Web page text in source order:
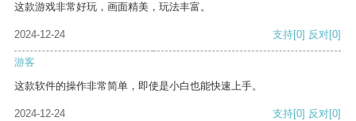
这款游戏非常好玩，画面精美，玩法丰富。
2024-12-24 支持[0] 反对[0]
游客
这款软件的操作非常简单，即使是小白也能快速上手。
2024-12-24 支持[0] 反对[0]